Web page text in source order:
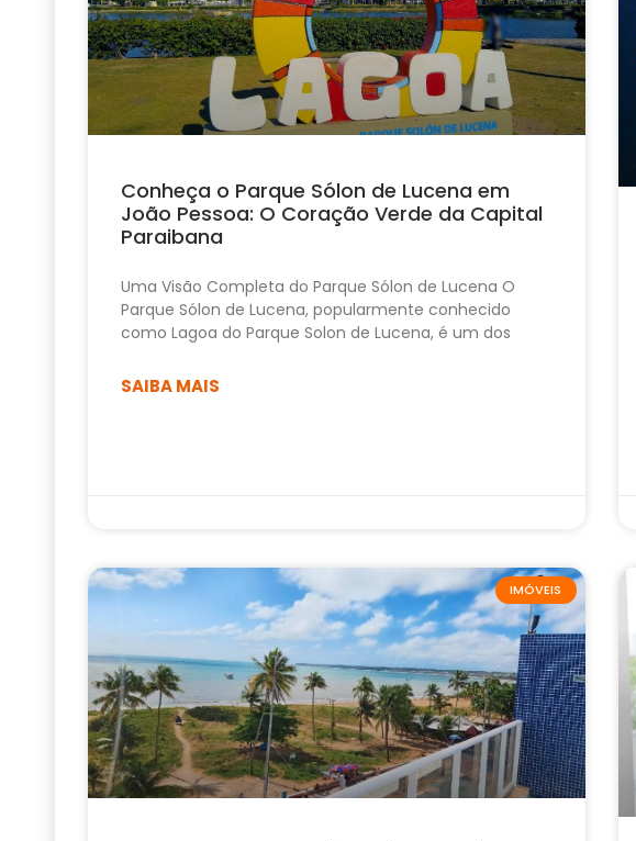
Conheça o Parque Sólon de Lucena em
João Pessoa: O Coração Verde da Capital
Paraibana
Uma Visão Completa do Parque Sólon de Lucena O
Parque Sólon de Lucena, popularmente conhecido
como Lagoa do Parque Solon de Lucena, é um dos
SAIBA MAIS
IMÓVEIS